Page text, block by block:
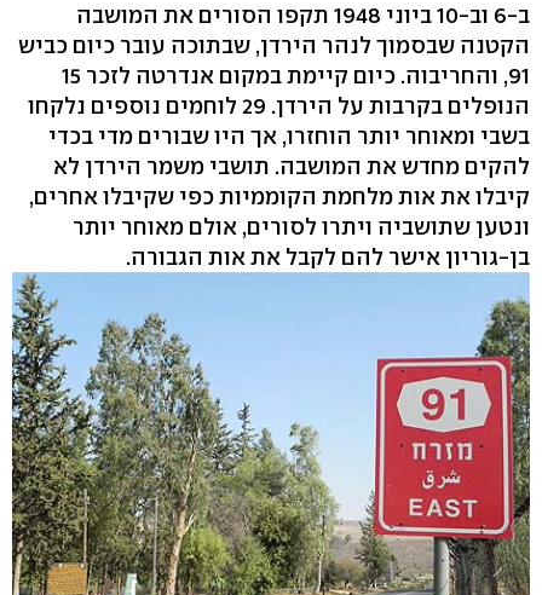
ב-6 וב-10 ביוני 1948 תקפו הסורים את המושבה
הקטנה שבסמוך לנהר הירדן, שבתוכה עובר כיום כביש
91, והחריבוה. כיום קיימת במקום אנדרטה לזכר 15
הנופלים בקרבות על הירדן. 29 לוחמים נוספים נלקחו
בשבי ומאוחר יותר הוחזרו, אך היו שבורים מדי בכדי
להקים מחדש את המושבה. תושבי משמר הירדן לא
קיבלו את אות מלחמת הקוממיות כפי שקיבלו אחרים,
ונטען שתושביה ויתרו לסורים, אולם מאוחר יותר
בן-גוריון אישר להם לקבל את אות הגבורה.